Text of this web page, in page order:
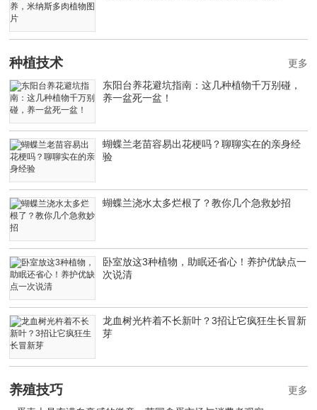
种植技术
东阳台养花避坑指南：这几种植物千万别碰，
养一盆死一盆！
蝴蝶兰老苗容易出花梗吗？聊聊实在的亲身经
验
蝴蝶兰浇水太多烂根了？教你几个急救妙招
卧室放这3种植物，助眠还省心！养护优缺点一
次说清
龙血树光杵着不长新叶？3招让它疯狂生长冒新
芽
更多
养殖技巧 更多